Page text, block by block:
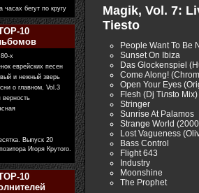
часах бегут по кругу
10
х
еврейских песен
и нежный зверь
о главном, Vol.3
верность
Выпуск 20
Игоря Крутого.
10
Magik, Vol. 7:
Tiesto
People Want To Be
Sunset On Ibiza
Das Glockenspiel
Come Along!
Open Your Eyes
Flesh (Dj Tiлsto Mix)
Stringer
Sunrise At Palamos
Strange World
Lost Vagueness
Bass Control
Flight 643
Industry
Moonshine
The Prophet